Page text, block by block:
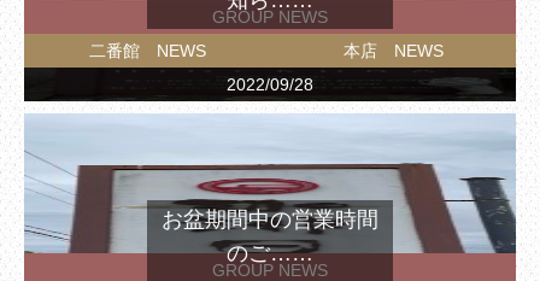
GROUP NEWS
二番館 NEWS
本店 NEWS
2022/09/28
GROUP NEWS
お盆期間中の営業時間
のご……